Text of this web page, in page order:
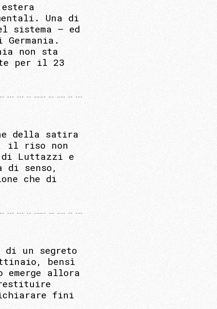
Una di
sistema – ed
non sta
per il 23
della satira
il riso non
Luttazzi e
di senso,
che di
di un segreto
bensì
allora
fini